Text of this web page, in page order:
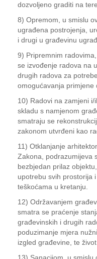
dozvoljeno graditi na
8) Opremom, u smislu
ugrađena postrojenja,
i drugi u građevinu
9) Pripremnim
se izvođenje radova na
drugih radova za
omogućavanja primjene
10) Radovi na zamjeni
skladu s namjenom
smatraju se
zakonom utvrđeni kao
11) Otklanjanje
Zakona, podrazumijeva
bezbjedan prilaz
upotrebu svih prostorija
teškoćama u kretanju.
12) Održavanjem
smatra se praćenje
građevinskih i drugih
poduzimanje mjera
izgled građevine, te